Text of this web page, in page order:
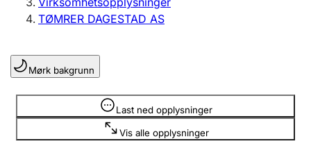
Enkeltpersonforetak
Registrere, endre, slette
Lag og forening
Registrere, endre, slette
TØMRER DAGESTAD AS
Mørk bakgrunn
Last ned opplysninger
Vis alle opplysninger
Opplysninger er skjult